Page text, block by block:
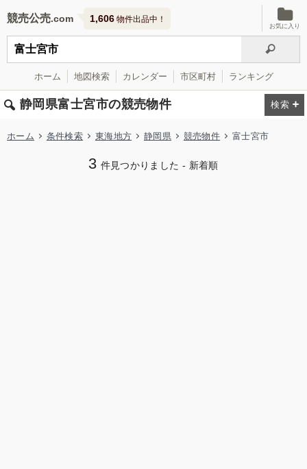
競売公売 1,606 物件出品中！
お気に入り
ホーム 地図検索 カレンダー 市区町村 ランキング
静岡県富士宮市の競売物件
ホーム 条件検索 東海地方 静岡県 競売物件 富士宮市
3 件見つかりました - 新着順